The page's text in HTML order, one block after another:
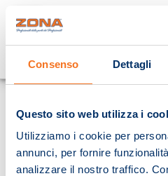
Consenso Dettagli
Questo sito web utilizza i
Utilizziamo i cookie per
annunci, per fornire
analizzare il nostro traffico.
Cosa stai cercando?